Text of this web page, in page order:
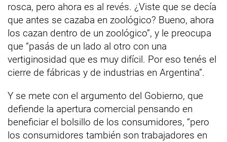
rosca, pero ahora es al revés. ¿Viste que se decía
que antes se cazaba en zoológico? Bueno, ahora
los cazan dentro de un zoológico”, y le preocupa
que “pasás de un lado al otro con una
vertiginosidad que es muy difícil. Por eso tenés el
cierre de fábricas y de industrias en Argentina”.
Y se mete con el argumento del Gobierno, que
defiende la apertura comercial pensando en
beneficiar el bolsillo de los consumidores, “pero
los consumidores también son trabajadores en